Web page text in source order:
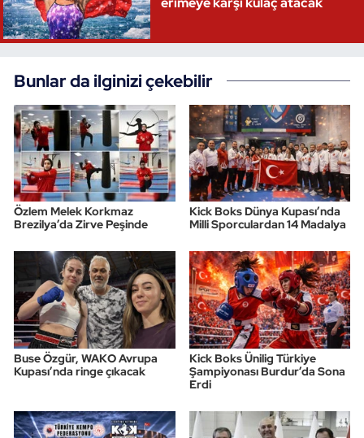
Bunlar da ilginizi çekebilir
Özlem Melek Korkmaz
Brezilya’da Zirve Peşinde
Kick Boks Dünya Kupası’nda
Milli Sporculardan 14 Madalya
Buse Özgür, WAKO Avrupa
Kupası’nda ringe çıkacak
Kick Boks Ünilig Türkiye
Şampiyonası Burdur’da Sona
Erdi